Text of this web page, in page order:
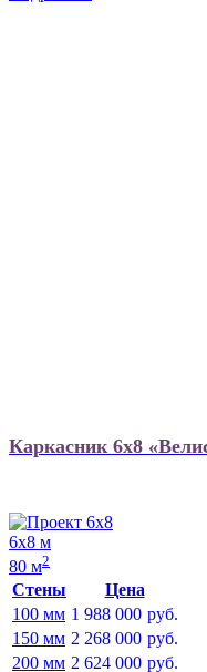
Каркасник 6х8
6х8 м
80 м2
Стены
Цена
100 мм 1 988 000 руб.
150 мм 2 268 000 руб.
200 мм 2 624 000 руб.